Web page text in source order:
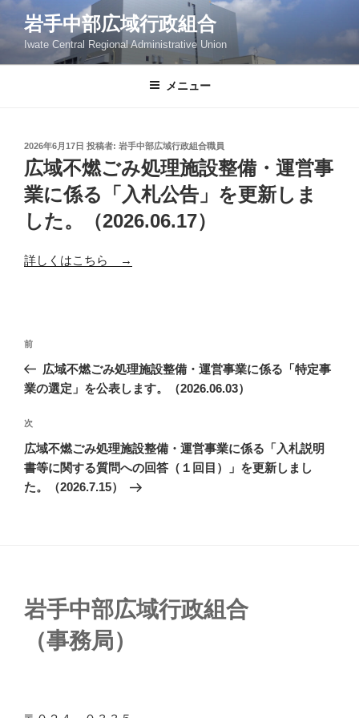
岩手中部広域行政組合
Iwate Central Regional Administrative Union
メニュー
2026年6月17日 投稿者: 岩手中部広域行政組合職員
広域不燃ごみ処理施設整備・運営事
業に係る「入札公告」を更新しま
した。（2026.06.17）
詳しくはこちら →
前
広域不燃ごみ処理施設整備・運営事業に係る「特定事
業の選定」を公表します。（2026.06.03）
次
広域不燃ごみ処理施設整備・運営事業に係る「入札説明
書等に関する質問への回答（１回目）」を更新しまし
た。（2026.7.15）
岩手中部広域行政組合
（事務局）